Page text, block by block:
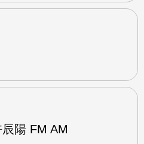
陽 FM AM